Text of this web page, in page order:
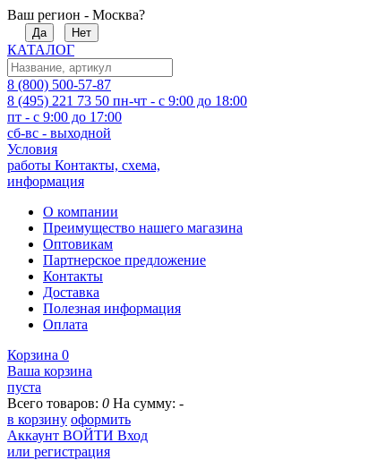
Ваш регион - Москва?
Да Нет
КАТАЛОГ
8 (800) 500-57-87
8 (495) 221 73 50 пн-чт - с 9:00 до 18:00
пт - с 9:00 до 17:00
сб-вс - выходной
Условия
работы Контакты, схема,
информация
О компании
Преимущество нашего магазина
Оптовикам
Партнерское предложение
Контакты
Доставка
Полезная информация
Оплата
Корзина 0
Ваша корзина
пуста
Всего товаров: 0 На сумму: -
в корзину оформить
Аккаунт ВОЙТИ Вход
или регистрация